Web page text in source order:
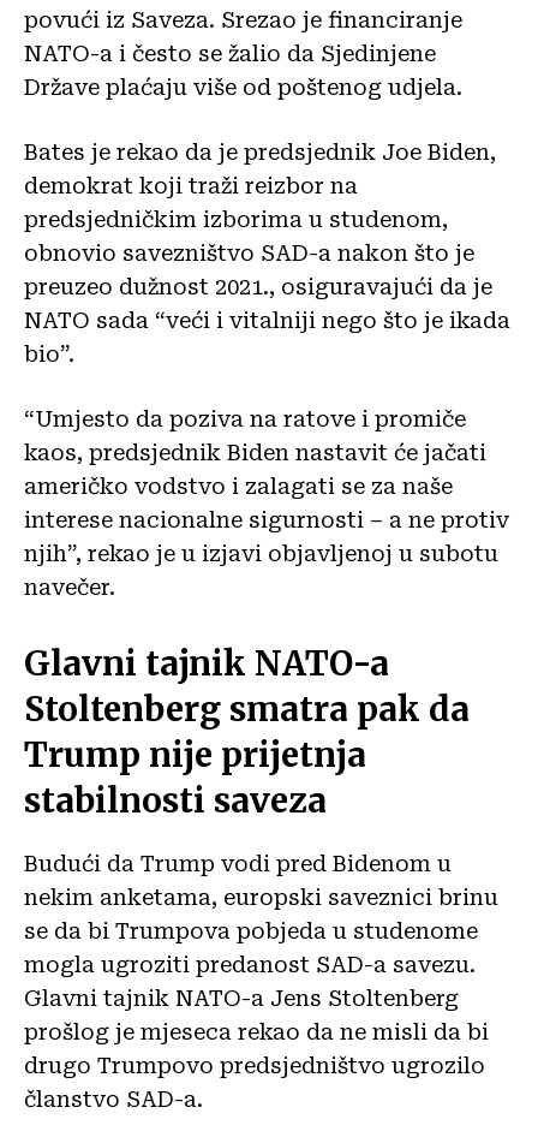
povući iz Saveza. Srezao je financiranje
NATO-a i često se žalio da Sjedinjene
Države plaćaju više od poštenog udjela.
Bates je rekao da je predsjednik Joe Biden,
demokrat koji traži reizbor na
predsjedničkim izborima u studenom,
obnovio savezništvo SAD-a nakon što je
preuzeo dužnost 2021., osiguravajući da je
NATO sada “veći i vitalniji nego što je ikada
bio”.
“Umjesto da poziva na ratove i promiče
kaos, predsjednik Biden nastavit će jačati
američko vodstvo i zalagati se za naše
interese nacionalne sigurnosti – a ne protiv
njih”, rekao je u izjavi objavljenoj u subotu
navečer.
Glavni tajnik NATO-a
Stoltenberg smatra pak da
Trump nije prijetnja
stabilnosti saveza
Budući da Trump vodi pred Bidenom u
nekim anketama, europski saveznici brinu
se da bi Trumpova pobjeda u studenome
mogla ugroziti predanost SAD-a savezu.
Glavni tajnik NATO-a Jens Stoltenberg
prošlog je mjeseca rekao da ne misli da bi
drugo Trumpovo predsjedništvo ugrozilo
članstvo SAD-a.